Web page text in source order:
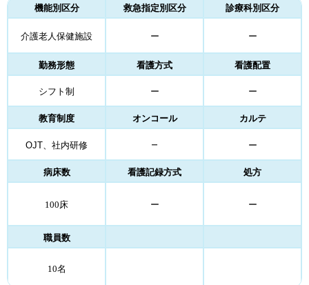
機能別区分 救急指定別区分 診療科別区分
介護老人保健施設 ー ー
勤務形態 看護方式 看護配置
シフト制 ー ー
教育制度 オンコール カルテ
OJT、 社内研修 － ー
病床数 看護記録方式 処方
100床 ー ー
職員数
10名